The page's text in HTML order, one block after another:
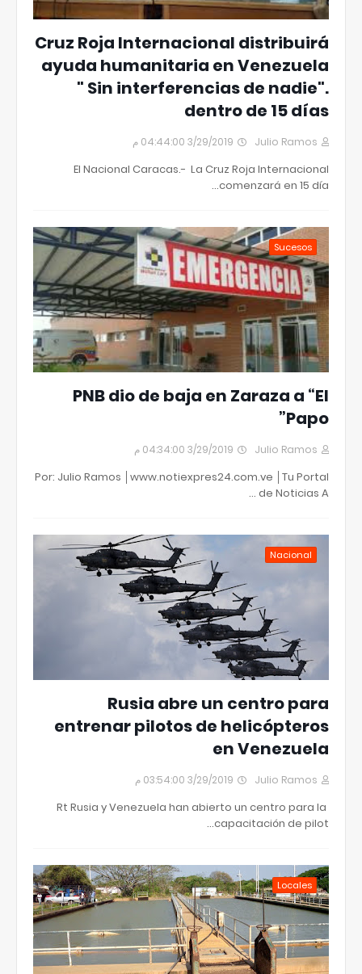
Cruz Roja Internacional distribuirá
ayuda humanitaria en Venezuela
" Sin interferencias de nadie".
dentro de 15 días
Julio Ramos 3/29/2019 04:44:00 م
El Nacional Caracas.- La Cruz Roja Internacional
comenzará en 15 día…
Sucesos
PNB dio de baja en Zaraza a “El
Papo”
Julio Ramos 3/29/2019 04:34:00 م
Por: Julio Ramos │www.notiexpres24.com.ve │Tu Portal
de Noticias A …
Nacional
Rusia abre un centro para
entrenar pilotos de helicópteros
en Venezuela
Julio Ramos 3/29/2019 03:54:00 م
Rt Rusia y Venezuela han abierto un centro para la
capacitación de pilot…
Locales